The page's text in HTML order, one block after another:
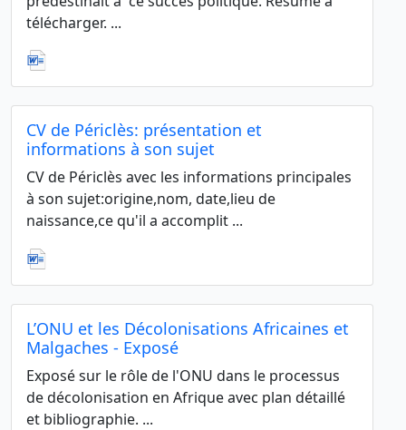
télécharger. ...
CV de Périclès: présentation et
informations à son sujet
CV de Périclès avec les informations principales
à son sujet:origine,nom, date,lieu de
naissance,ce qu'il a accomplit ...
L’ONU et les Décolonisations Africaines et
Malgaches - Exposé
Exposé sur le rôle de l'ONU dans le processus
de décolonisation en Afrique avec plan détaillé
et bibliographie. ...